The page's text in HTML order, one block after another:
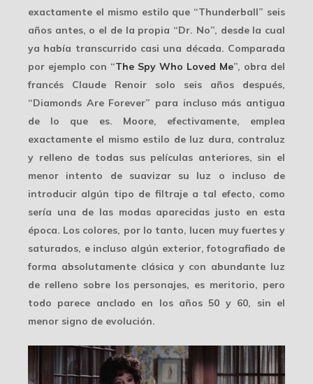
exactamente el mismo estilo que “Thunderball” seis
años antes, o el de la propia “Dr. No”, desde la cual
ya había transcurrido casi una década. Comparada
por ejemplo con “The Spy Who Loved Me”, obra del
francés Claude Renoir solo seis años después,
“Diamonds Are Forever” para incluso más antigua
de lo que es. Moore, efectivamente, emplea
exactamente el mismo estilo de luz dura, contraluz
y relleno de todas sus películas anteriores, sin el
menor intento de suavizar su luz o incluso de
introducir algún tipo de filtraje a tal efecto, como
sería una de las modas aparecidas justo en esta
época. Los colores, por lo tanto, lucen muy fuertes y
saturados, e incluso algún exterior, fotografiado de
forma absolutamente clásica y con abundante luz
de relleno sobre los personajes, es meritorio, pero
todo parece anclado en los años 50 y 60, sin el
menor signo de evolución.